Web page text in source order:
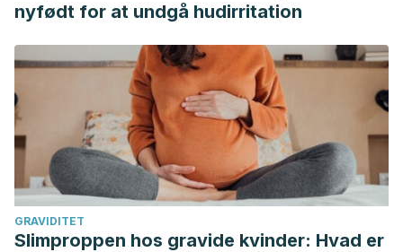
nyfødt for at undgå hudirritation
GRAVIDITET
Slimproppen hos gravide kvinder: Hvad er